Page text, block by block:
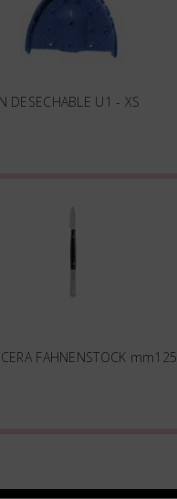
DESECHABLE U1 - XS
FAHNENSTOCK mm125